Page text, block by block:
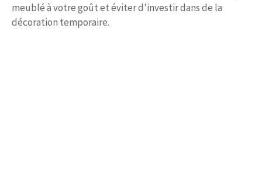
meublé à votre goût et éviter d’investir dans de la
décoration temporaire.